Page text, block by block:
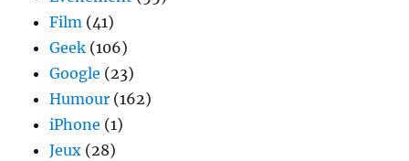
Film (41)
Geek (106)
Google (23)
Humour (162)
iPhone (1)
Jeux (28)